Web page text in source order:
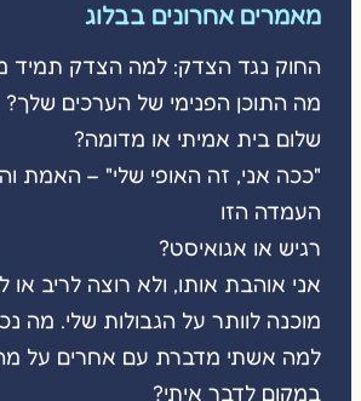
מאמרים אחרונים בבלוג
החוק נגד הצדק: למה הצדק תמיד
מה התוכן הפנימי של הערכים שלך?
שלום בית אמיתי או מדומה?
"ככה אני, זה האופי שלי" – האמת
העמדה הזו
רגיש או אגואיסט?
אני אוהבת אותו, ולא רוצה לריב
מוכנה לוותר על הגבולות שלי. מה
למה אשתי מדברת עם אחרים על מה
במקום לדבר איתי?